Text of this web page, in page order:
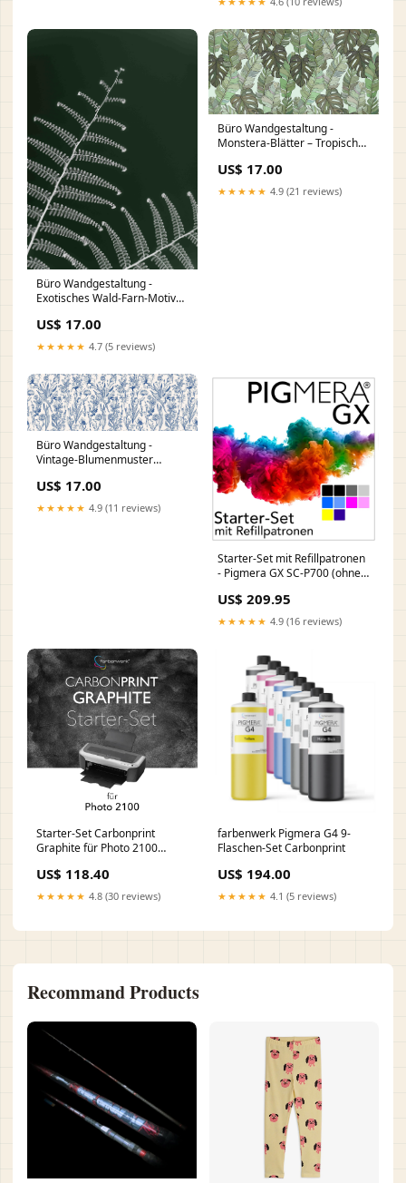
Büro Wandgestaltung -
Exotisches Wald-Farn-Motiv
US$ 17.00
★★★★★ 4.7 (5 reviews)
Büro Wandgestaltung -
Monstera-Blätter – Tropische
US$ 17.00
★★★★★ 4.9 (21 reviews)
Büro Wandgestaltung -
Vintage-Blumenmuster
US$ 17.00
★★★★★ 4.9 (11 reviews)
Starter-Set mit Refillpatronen
- Pigmera GX SC-P700 (ohne
wählen::100ml
US$ 209.95
★★★★★ 4.9 (16 reviews)
Starter-Set Carbonprint
Graphite für Photo 2100
US$ 118.40
★★★★★ 4.8 (30 reviews)
farbenwerk Pigmera G4 9-
Flaschen-Set Carbonprint
US$ 194.00
★★★★★ 4.1 (5 reviews)
Recommand Products